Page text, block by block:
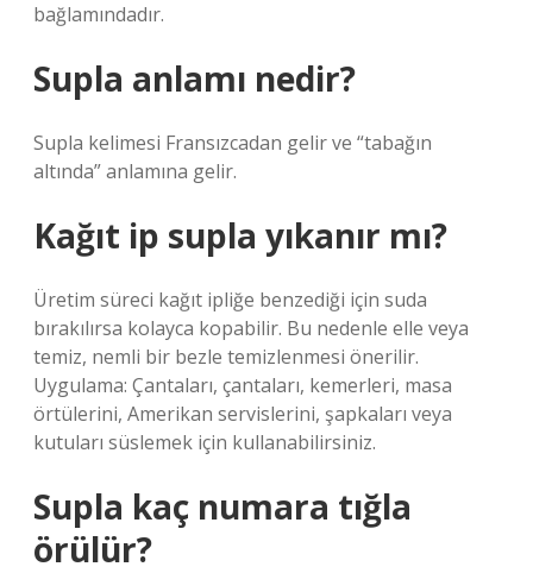
bağlamındadır.
Supla anlamı nedir?
Supla kelimesi Fransızcadan gelir ve “tabağın
altında” anlamına gelir.
Kağıt ip supla yıkanır mı?
Üretim süreci kağıt ipliğe benzediği için suda
bırakılırsa kolayca kopabilir. Bu nedenle elle veya
temiz, nemli bir bezle temizlenmesi önerilir.
Uygulama: Çantaları, çantaları, kemerleri, masa
örtülerini, Amerikan servislerini, şapkaları veya
kutuları süslemek için kullanabilirsiniz.
Supla kaç numara tığla
örülür?